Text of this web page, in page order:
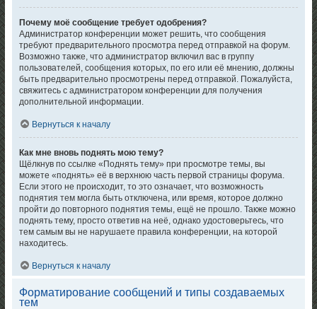
Почему моё сообщение требует одобрения?
Администратор конференции может решить, что сообщения
требуют предварительного просмотра перед отправкой на форум.
Возможно также, что администратор включил вас в группу
пользователей, сообщения которых, по его или её мнению, должны
быть предварительно просмотрены перед отправкой. Пожалуйста,
свяжитесь с администратором конференции для получения
дополнительной информации.
Вернуться к началу
Как мне вновь поднять мою тему?
Щёлкнув по ссылке «Поднять тему» при просмотре темы, вы
можете «поднять» её в верхнюю часть первой страницы форума.
Если этого не происходит, то это означает, что возможность
поднятия тем могла быть отключена, или время, которое должно
пройти до повторного поднятия темы, ещё не прошло. Также можно
поднять тему, просто ответив на неё, однако удостоверьтесь, что
тем самым вы не нарушаете правила конференции, на которой
находитесь.
Вернуться к началу
Форматирование сообщений и типы создаваемых
тем